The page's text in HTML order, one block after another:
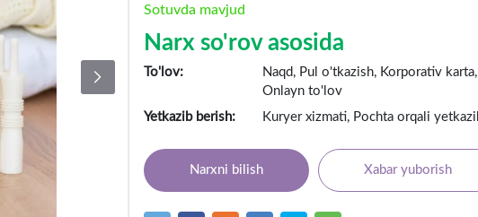
Sotuvda mavjud
Narx so'rov asosida
To'lov:
Naqd, Pul o'tkazish, Korporativ
Onlayn to'lov
Yetkazib berish:
Kuryer xizmati, Pochta orqali
Narxni bilish Xabar yuborish